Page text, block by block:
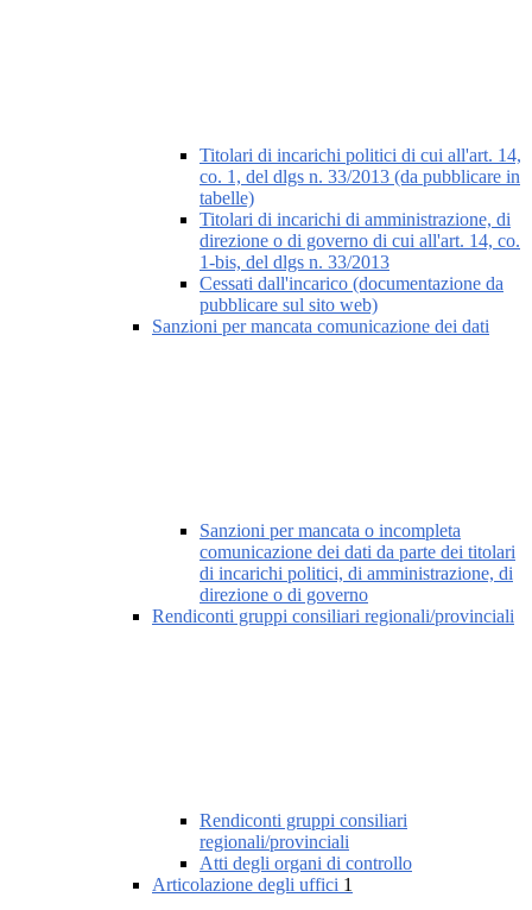
Titolari di incarichi politici di cui all'art. 14,
co. 1, del dlgs n. 33/2013 (da pubblicare in
tabelle)
Titolari di incarichi di amministrazione, di
direzione o di governo di cui all'art. 14, co.
1-bis, del dlgs n. 33/2013
Cessati dall'incarico (documentazione da
pubblicare sul sito web)
Sanzioni per mancata comunicazione dei dati
Sanzioni per mancata o incompleta
comunicazione dei dati da parte dei titolari
di incarichi politici, di amministrazione, di
direzione o di governo
Rendiconti gruppi consiliari regionali/provinciali
Rendiconti gruppi consiliari
regionali/provinciali
Atti degli organi di controllo
Articolazione degli uffici 1